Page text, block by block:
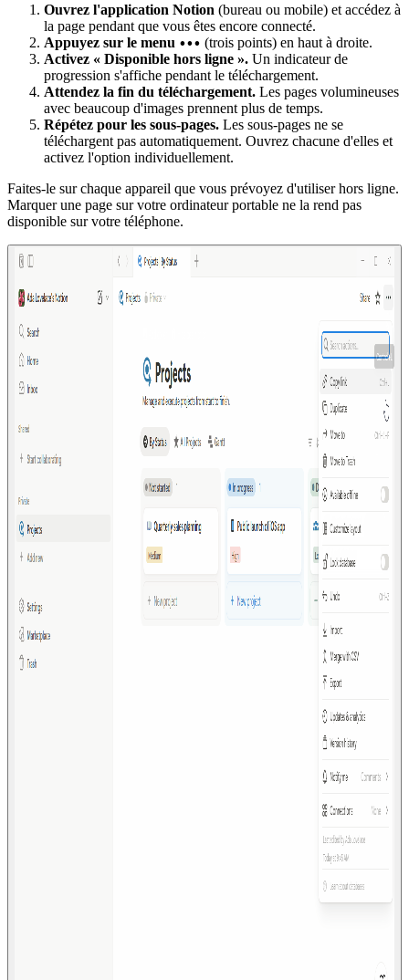
Ouvrez l'application Notion (bureau ou mobile) et accédez à
la page pendant que vous êtes encore connecté.
Appuyez sur le menu ••• (trois points) en haut à droite.
Activez « Disponible hors ligne ». Un indicateur de
progression s'affiche pendant le téléchargement.
Attendez la fin du téléchargement. Les pages volumineuses
avec beaucoup d'images prennent plus de temps.
Répétez pour les sous-pages. Les sous-pages ne se
téléchargent pas automatiquement. Ouvrez chacune d'elles et
activez l'option individuellement.
Faites-le sur chaque appareil que vous prévoyez d'utiliser hors ligne.
Marquer une page sur votre ordinateur portable ne la rend pas
disponible sur votre téléphone.